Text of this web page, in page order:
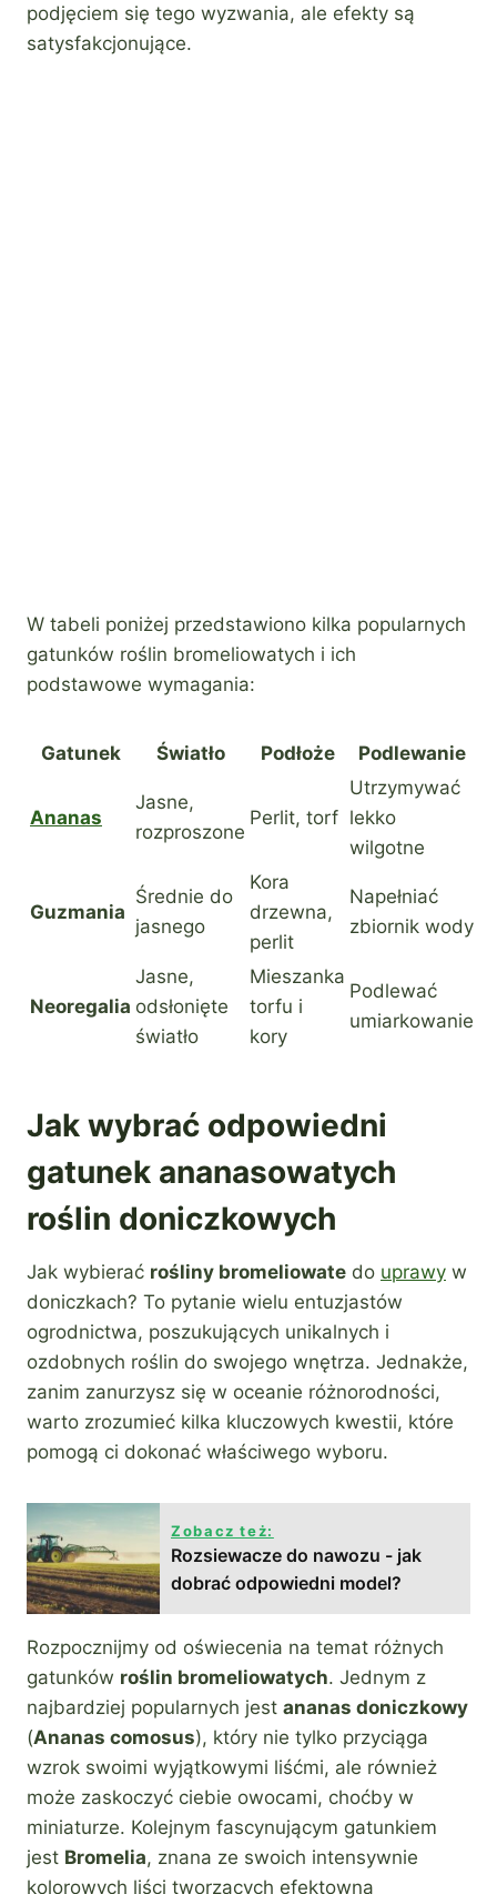
podjęciem się tego wyzwania, ale efekty są
satysfakcjonujące.
W tabeli poniżej przedstawiono kilka popularnych
gatunków roślin bromeliowatych i ich
podstawowe wymagania:
Gatunek Światło Podłoże Podlewanie
Ananas
Jasne,
rozproszone
Perlit, torf
Utrzymywać
lekko
wilgotne
Guzmania
Średnie do
jasnego
Kora
drzewna,
perlit
Napełniać
zbiornik wody
Neoregalia
Jasne,
odsłonięte
światło
Mieszanka
torfu i
kory
Podlewać
umiarkowanie
Jak wybrać odpowiedni
gatunek ananasowatych
roślin doniczkowych
Jak wybierać rośliny bromeliowate do uprawy w
doniczkach? To pytanie wielu entuzjastów
ogrodnictwa, poszukujących unikalnych i
ozdobnych roślin do swojego wnętrza. Jednakże,
zanim zanurzysz się w oceanie różnorodności,
warto zrozumieć kilka kluczowych kwestii, które
pomogą ci dokonać właściwego wyboru.
Zobacz też:
Rozsiewacze do nawozu - jak
dobrać odpowiedni model?
Rozpocznijmy od oświecenia na temat różnych
gatunków roślin bromeliowatych. Jednym z
najbardziej popularnych jest ananas doniczkowy
(Ananas comosus), który nie tylko przyciąga
wzrok swoimi wyjątkowymi liśćmi, ale również
może zaskoczyć ciebie owocami, choćby w
miniaturze. Kolejnym fascynującym gatunkiem
jest Bromelia, znana ze swoich intensywnie
kolorowych liści tworzących efektowną